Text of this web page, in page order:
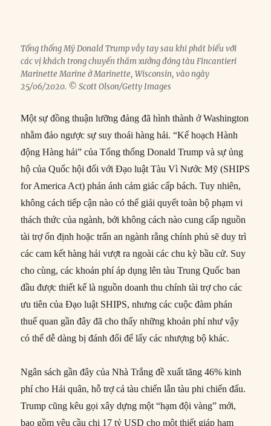
Tổng thống Mỹ Donald Trump vẫy tay sau khi phát biểu với
các vị khách trong chuyến thăm xưởng đóng tàu Fincantieri
Marinette Marine ở Marinette, Wisconsin, vào ngày
25/06/2020. © Scott Olson/Getty Images
Một sự đồng thuận lưỡng đảng đã hình thành ở Washington
nhằm đảo ngược sự suy thoái hàng hải. “Kế hoạch Hành
động Hàng hải” của Tổng thống Donald Trump và sự ủng
hộ của Quốc hội đối với Đạo luật Tàu Vì Nước Mỹ (SHIPS
for America Act) phản ánh cảm giác cấp bách. Tuy nhiên,
không cách tiếp cận nào có thể giải quyết toàn bộ phạm vi
thách thức của ngành, bởi không cách nào cung cấp nguồn
tài trợ ổn định hoặc trấn an ngành rằng chính phủ sẽ duy trì
các cam kết hàng hải vượt ra ngoài các chu kỳ bầu cử. Suy
cho cùng, các khoản phí áp dụng lên tàu Trung Quốc ban
đầu được thiết kế là nguồn doanh thu chính tài trợ cho các
ưu tiên của Đạo luật SHIPS, nhưng các cuộc đàm phán
thuế quan gần đây đã cho thấy những khoản phí như vậy
có thể dễ dàng bị đánh đổi để lấy các nhượng bộ khác.
Ngân sách gần đây của Nhà Trắng đề xuất tăng 46% kinh
phí cho Hải quân, hỗ trợ cả tàu chiến lẫn tàu phi chiến đấu.
Trump cũng kêu gọi xây dựng một “hạm đội vàng” mới,
bao gồm yêu cầu chi 17 tỷ USD cho một thiết giáp hạm